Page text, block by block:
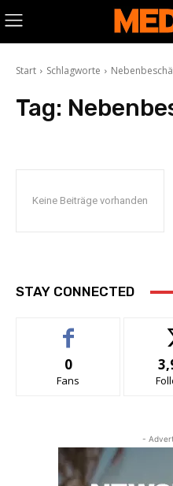
Start Schlagworte
Tag:
Keine Beiträge vorhanden
STAY CONNECTED
0
Fans
-